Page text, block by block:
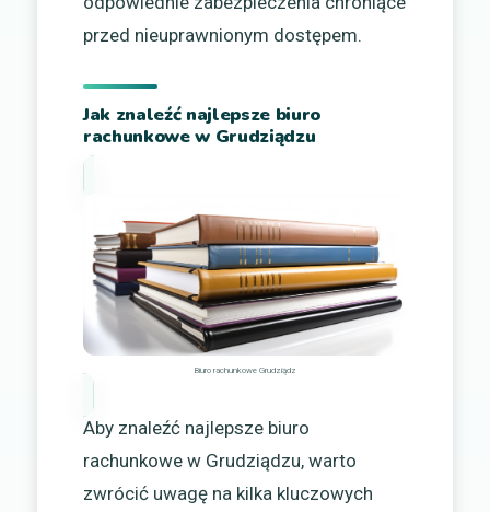
przed nieuprawnionym dostępem.
Jak znaleźć najlepsze biuro
rachunkowe w Grudziądzu
Biuro rachunkowe Grudziądz
Aby znaleźć najlepsze biuro
rachunkowe w Grudziądzu, warto
zwrócić uwagę na kilka kluczowych